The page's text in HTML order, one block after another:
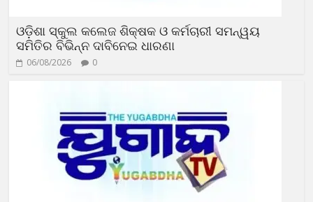
ଓଡ଼ିଶା ସ୍କୁଲ କଲେଜ ଶିକ୍ଷକ ଓ କର୍ମଚାରୀ ସମନ୍ୱୟ
ସମିତିର ବିଭିନ୍ନ ଦାବିନେଇ ଧାରଣା
06/08/2026 0